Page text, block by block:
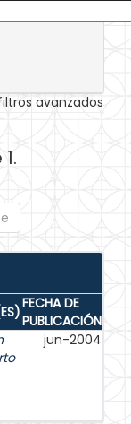
avanzados
FECHA DE
PUBLICACIÓN
jun-2004